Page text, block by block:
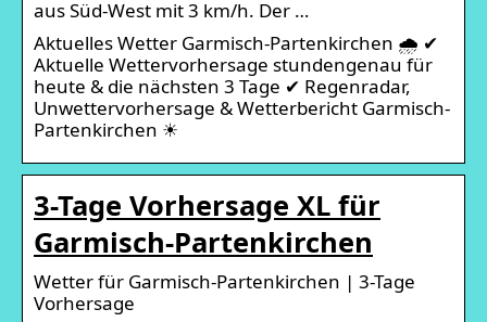
aus Süd-West mit 3 km/h. Der …
Aktuelles Wetter Garmisch-Partenkirchen 🌧️ ✔
Aktuelle Wettervorhersage stundengenau für
heute & die nächsten 3 Tage ✔ Regenradar,
Unwettervorhersage & Wetterbericht Garmisch-
Partenkirchen ☀
3-Tage Vorhersage XL für
Garmisch-Partenkirchen
Wetter für Garmisch-Partenkirchen | 3-Tage
Vorhersage